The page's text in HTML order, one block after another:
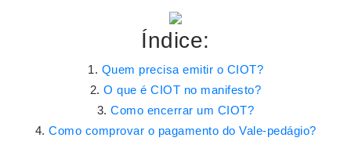
Índice:
Quem precisa emitir o CIOT?
O que é CIOT no manifesto?
Como encerrar um CIOT?
Como comprovar o pagamento do Vale-pedágio?